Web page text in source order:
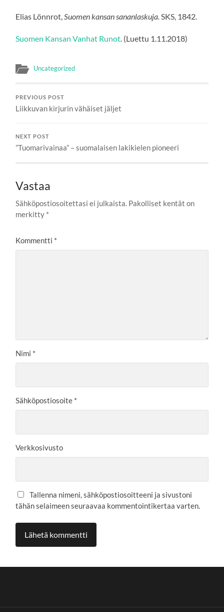
Elias Lönnrot,Suomen kansan sananlaskuja.SKS, 1842.
Suomen Kansan Vanhat Runot. (Luettu 1.11.2018)
Uncategorized
PREVIOUS POST
Liikkuvan kirjurin vähäiset jäljet
NEXT POST
”Tuomarivainaa” – suomalaisen lakikielen pioneeri
Vastaa
Sähköpostiosoitettasi ei julkaista. Pakolliset kentät on
merkitty *
Kommentti *
Nimi *
Sähköpostiosoite *
Verkkosivusto
Tallenna nimeni, sähköpostiosoitteeni ja sivustoni
tähän selaimeen seuraavaa kommentointikertaa varten.